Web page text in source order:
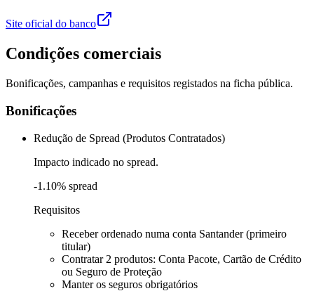
Site oficial do banco
Condições comerciais
Bonificações, campanhas e requisitos registados na ficha pública.
Bonificações
Redução de Spread (Produtos Contratados)
Impacto indicado no spread.
-1.10% spread
Requisitos
Receber ordenado numa conta Santander (primeiro
titular)
Contratar 2 produtos: Conta Pacote, Cartão de Crédito
ou Seguro de Proteção
Manter os seguros obrigatórios